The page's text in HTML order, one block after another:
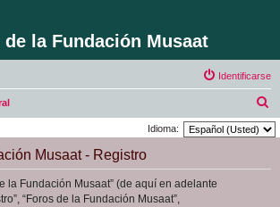
de la Fundación Musaat
Identificarse
u
Idioma:
Musaat - Registro
la Fundación Musaat” (de aquí en adelante
“Foros de la Fundación Musaat”,